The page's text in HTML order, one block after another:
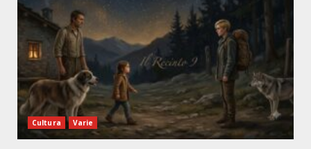
Cultura Varie